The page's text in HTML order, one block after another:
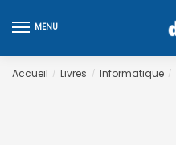
to
to
MENU
Accueil / Livres / Informatique /